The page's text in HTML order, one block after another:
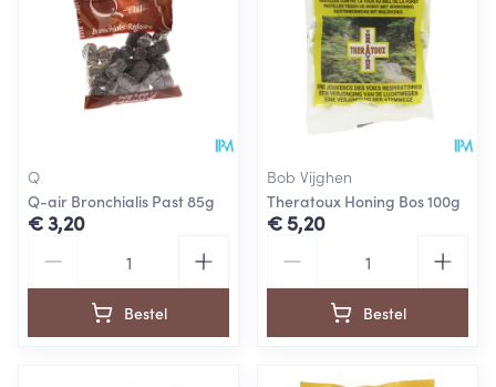
Q
Q-air Bronchialis Past 85g
€ 3,20
Bestel
Bob Vijghen
Theratoux Honing Bos 100g
€ 5,20
Bestel